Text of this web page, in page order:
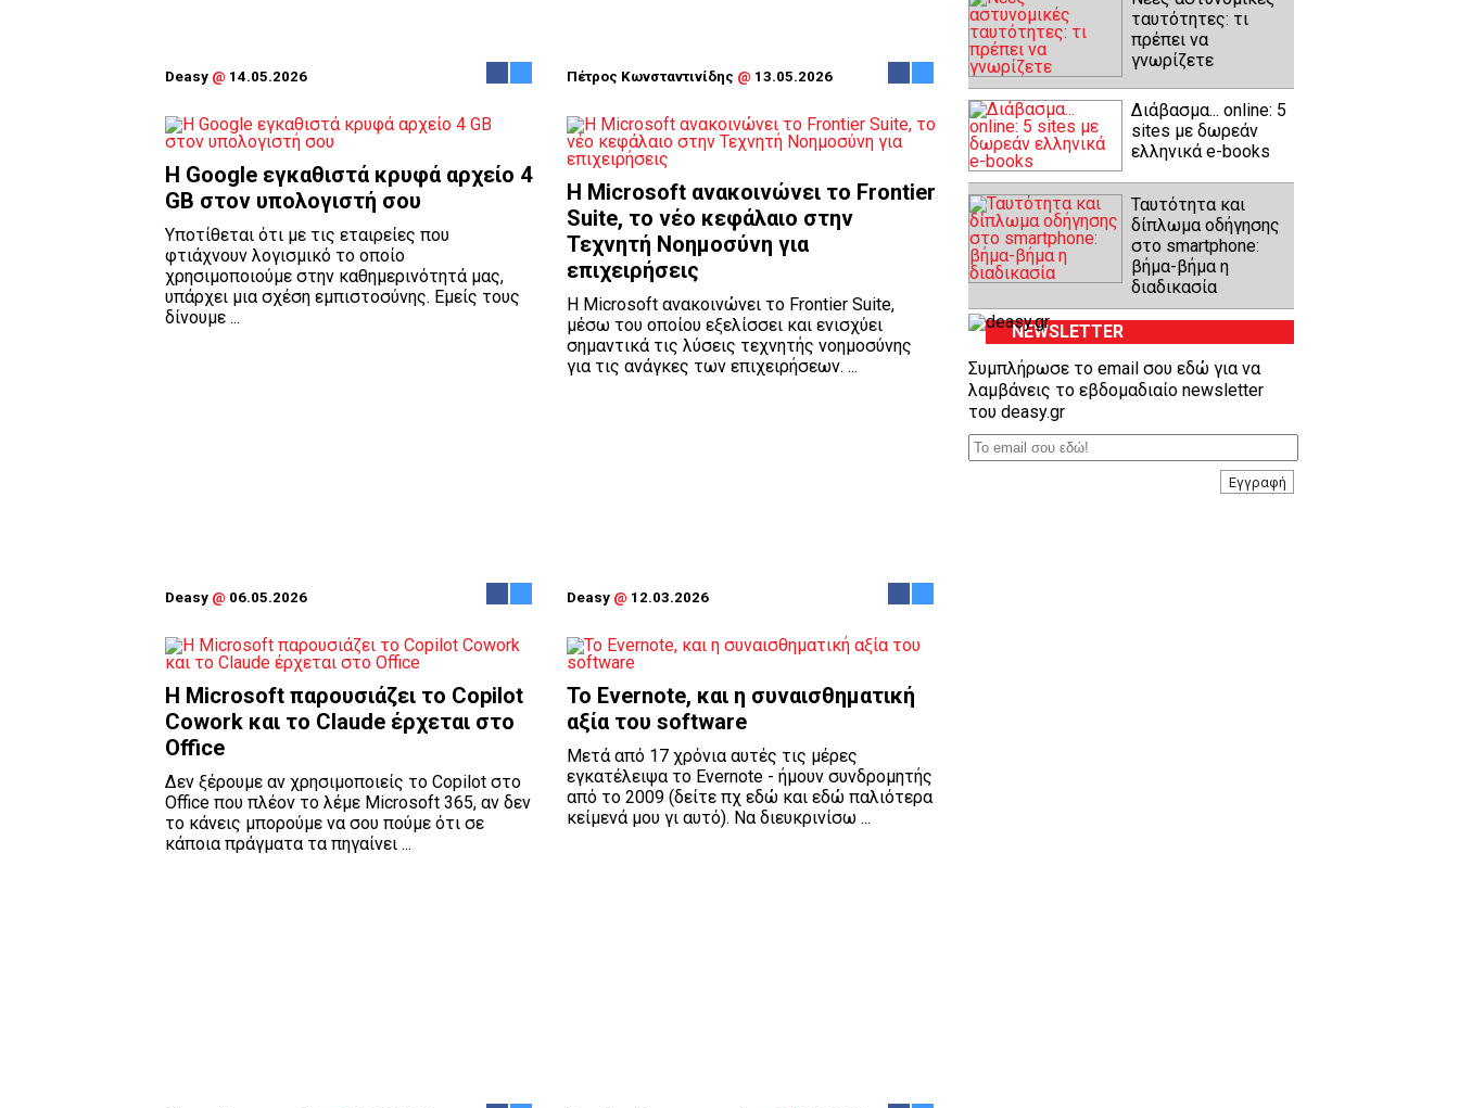
Deasy @ 14.05.2026 Πέτρος Κωνσταντινίδης @ 13.05.2026
Η Google εγκαθιστά κρυφά αρχείο 4
GB στον υπολογιστή σου
Υποτίθεται ότι με τις εταιρείες που
φτιάχνουν λογισμικό το οποίο
χρησιμοποιούμε στην καθημερινότητά μας,
υπάρχει μια σχέση εμπιστοσύνης. Εμείς τους
δίνουμε ...
Deasy @ 06.05.2026
Η Microsoft ανακοινώνει το Frontier
Suite, το νέο κεφάλαιο στην
Τεχνητή Νοημοσύνη για
επιχειρήσεις
Η Microsoft ανακοινώνει το Frontier Suite,
μέσω του οποίου εξελίσσει και ενισχύει
σημαντικά τις λύσεις τεχνητής νοημοσύνης
για τις ανάγκες των επιχειρήσεων. ...
Deasy @ 12.03.2026
Η Microsoft παρουσιάζει το Copilot
Cowork και το Claude έρχεται στο
Office
Δεν ξέρουμε αν χρησιμοποιείς το Copilot στο
Office που πλέον το λέμε Microsoft 365, αν δεν
το κάνεις μπορούμε να σου πούμε ότι σε
κάποια πράγματα τα πηγαίνει ...
Το Evernote, και η συναισθηματική
αξία του software
Μετά από 17 χρόνια αυτές τις μέρες
εγκατέλειψα το Evernote - ήμουν συνδρομητής
από το 2009 (δείτε πχ εδώ και εδώ παλιότερα
κείμενά μου γι αυτό). Να διευκρινίσω ...
ταυτότητες: τι
πρέπει να
γνωρίζετε
Διάβασμα... online: 5
sites με δωρεάν
ελληνικά e-books
Ταυτότητα και
δίπλωμα οδήγησης
στο smartphone:
βήμα-βήμα η
διαδικασία
NEWSLETTER
Συμπλήρωσε το email σου εδώ για να
λαμβάνεις το εβδομαδιαίο newsletter
του deasy.gr
Εγγραφή